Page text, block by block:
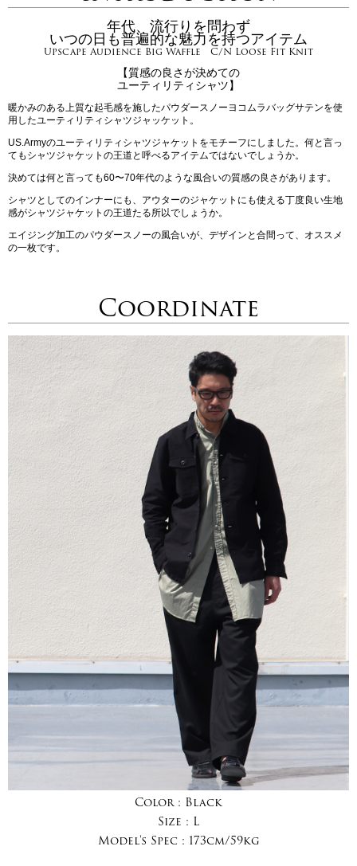
年代、流行りを問わず
いつの日も普遍的な魅力を持つアイテム
Upscape Audience Big Waffle C/N Loose Fit Knit
【質感の良さが決めての
ユーティリティシャツ】
暖かみのある上質な起毛感を施したパウダースノーヨコムラバッグサテンを使
用したユーティリティシャツジャッケット。
US.Armyのユーティリティシャツジャケットをモチーフにしました。何と言っ
てもシャツジャケットの王道と呼べるアイテムではないでしょうか。
決めては何と言っても60〜70年代のような風合いの質感の良さがあります。
シャツとしてのインナーにも、アウターのジャケットにも使える丁度良い生地
感がシャツジャケットの王道たる所以でしょうか。
エイジング加工のパウダースノーの風合いが、デザインと合間って、オススメ
の一枚です。
Coordinate
Color : Black
Size : L
Model's Spec : 173cm/59kg